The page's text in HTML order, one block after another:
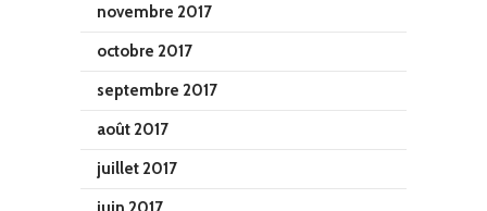
novembre 2017
octobre 2017
septembre 2017
août 2017
juillet 2017